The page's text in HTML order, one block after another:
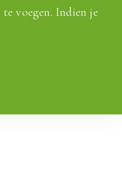
voegen. Indien je